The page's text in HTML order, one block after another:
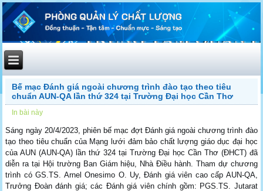
Bế mạc Đánh giá ngoài chương trình đào tạo theo tiêu
chuẩn AUN-QA lần thứ 324 tại Trường Đại học Cần Thơ
In bài này
Sáng ngày 20/4/2023, phiên bế mạc đợt Đánh giá ngoài chương trình đào
tạo theo tiêu chuẩn của Mạng lưới đảm bảo chất lượng giáo dục đại học
của AUN (AUN-QA) lần thứ 324 tại Trường Đại học Cần Thơ (ĐHCT) đã
diễn ra tại Hội trường Ban Giám hiệu, Nhà Điều hành. Tham dự chương
trình có GS.TS. Arnel Onesimo O. Uy, Đánh giá viên cao cấp AUN-QA,
Trưởng Đoàn đánh giá; các Đánh giá viên chính gồm: PGS.TS. Jutarat